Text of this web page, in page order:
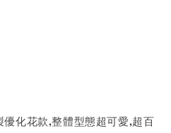
化花款,整體型態超可愛,超百